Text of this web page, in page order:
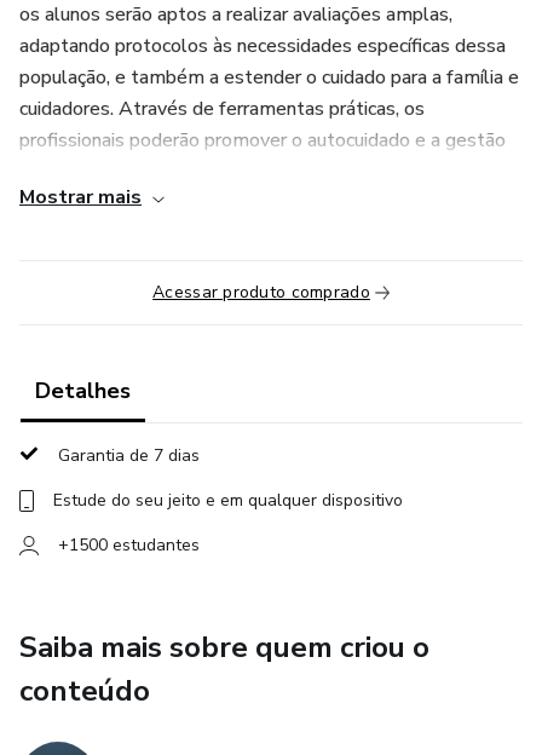
os alunos serão aptos a realizar avaliações amplas,
adaptando protocolos às necessidades específicas dessa
população, e também a estender o cuidado para a família e
cuidadores. Através de ferramentas práticas, os
profissionais poderão promover o autocuidado e a gestão
qualidade de vida.
Mostrar mais
Acessar produto comprado
Detalhes
Garantia de 7 dias
Estude do seu jeito e em qualquer dispositivo
+1500 estudantes
Saiba mais sobre quem criou o
conteúdo